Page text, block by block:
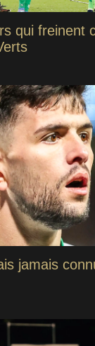
qui freinent
jamais